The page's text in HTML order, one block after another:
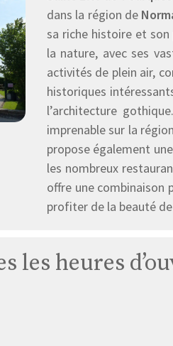
dans la région de
sa riche histoire et
la nature, avec ses
activités de plein air,
historiques
l’architecture
imprenable sur la
propose également
les nombreux
offre une combinaison
profiter de la beauté
les heures